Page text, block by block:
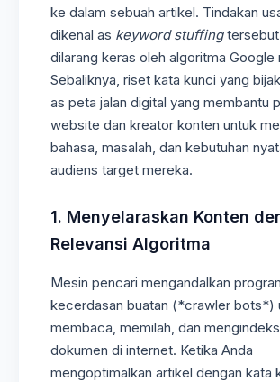
ke dalam sebuah artikel. Tindakan
dikenal as keyword stuffingtersebut
dilarang keras oleh algoritma Google
Sebaliknya, riset kata kunci yang
as peta jalan digital yang membantu
website dan kreator konten untuk
bahasa, masalah, dan kebutuhan
audiens target mereka.
1. Menyelaraskan Konten
Relevansi Algoritma
Mesin pencari mengandalkan
kecerdasan buatan (*crawler bots*)
membaca, memilah, dan
dokumen di internet. Ketika Anda
mengoptimalkan artikel dengan kata